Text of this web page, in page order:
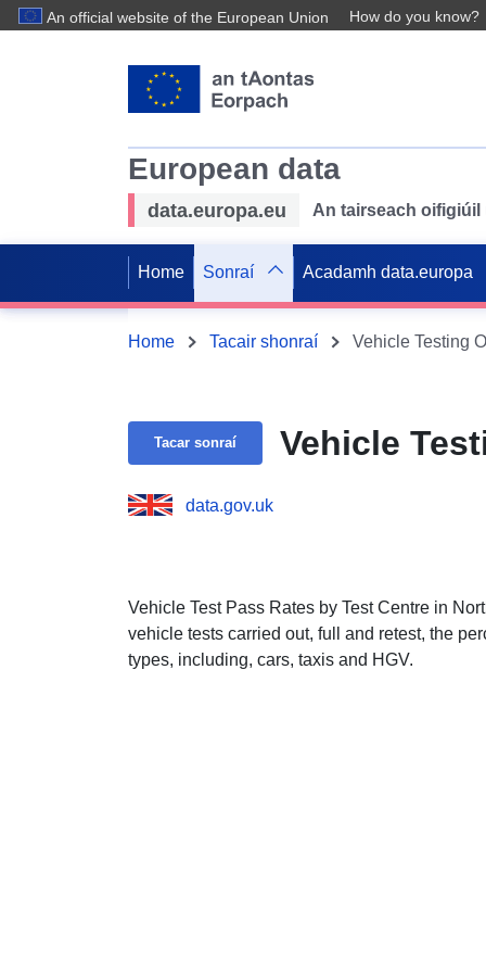
An official website of the European Union How do you know?
European data
data.europa.eu An tairseach
Home Sonraí Acadamh data.europa
Home Tacair shonraí Vehicle Testing
Tacar sonraí Vehicle
data.gov.uk
Vehicle Test Pass Rates by Test Centre in
vehicle tests carried out, full and retest, the
types, including, cars, taxis and HGV.